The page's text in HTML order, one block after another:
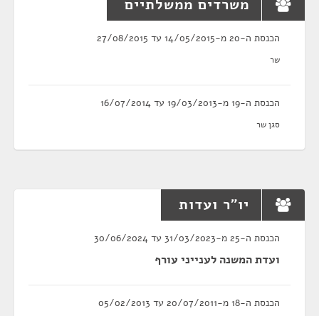
משרדים ממשלתיים
הכנסת ה-20 מ-14/05/2015 עד 27/08/2015
שר
הכנסת ה-19 מ-19/03/2013 עד 16/07/2014
סגן שר
יו"ר ועדות
הכנסת ה-25 מ-31/03/2023 עד 30/06/2024
ועדת המשנה לענייני עורף
הכנסת ה-18 מ-20/07/2011 עד 05/02/2013